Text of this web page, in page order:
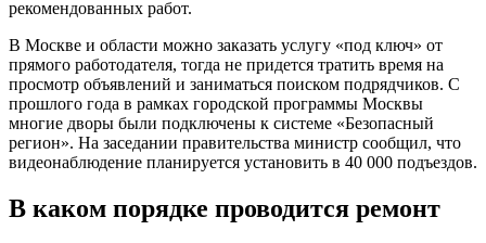
рекомендованных работ.
В Москве и области можно заказать услугу «под ключ» от
прямого работодателя, тогда не придется тратить время на
просмотр объявлений и заниматься поиском подрядчиков. С
прошлого года в рамках городской программы Москвы
многие дворы были подключены к системе «Безопасный
регион». На заседании правительства министр сообщил, что
видеонаблюдение планируется установить в 40 000 подъездов.
В каком порядке проводится ремонт